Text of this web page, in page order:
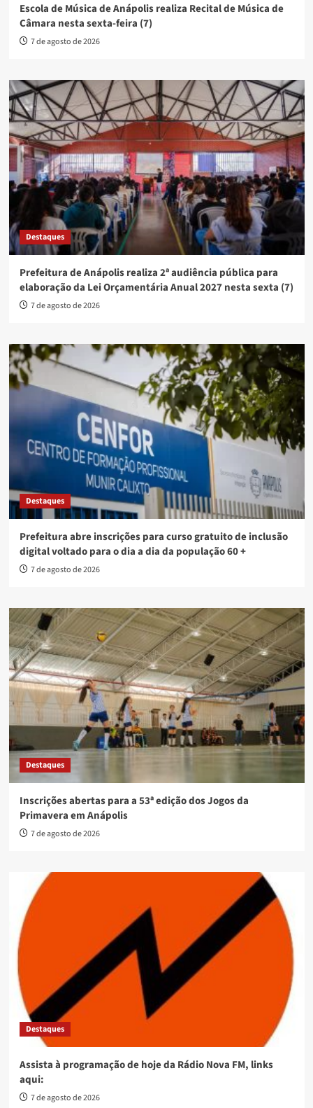
Escola de Música de Anápolis realiza Recital de Música de
Câmara nesta sexta-feira (7)
7 de agosto de 2026
Destaques
Prefeitura de Anápolis realiza 2ª audiência pública para
elaboração da Lei Orçamentária Anual 2027 nesta sexta (7)
7 de agosto de 2026
Destaques
Prefeitura abre inscrições para curso gratuito de inclusão
digital voltado para o dia a dia da população 60 +
7 de agosto de 2026
Destaques
Inscrições abertas para a 53ª edição dos Jogos da
Primavera em Anápolis
7 de agosto de 2026
Destaques
Assista à programação de hoje da Rádio Nova FM, links
aqui:
7 de agosto de 2026